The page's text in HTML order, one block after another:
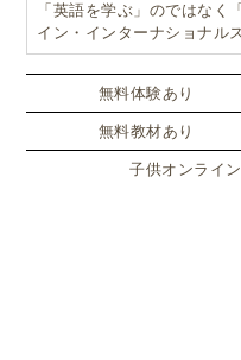
フォルケホイスコーレ
ち高齢者向けは 5校（
全寮制の成人教養教
代わりに、得られる資
「英語を学ぶ」のではな
イン・インターナショナル
無料体験あり
無料教材あり
子供オンライ